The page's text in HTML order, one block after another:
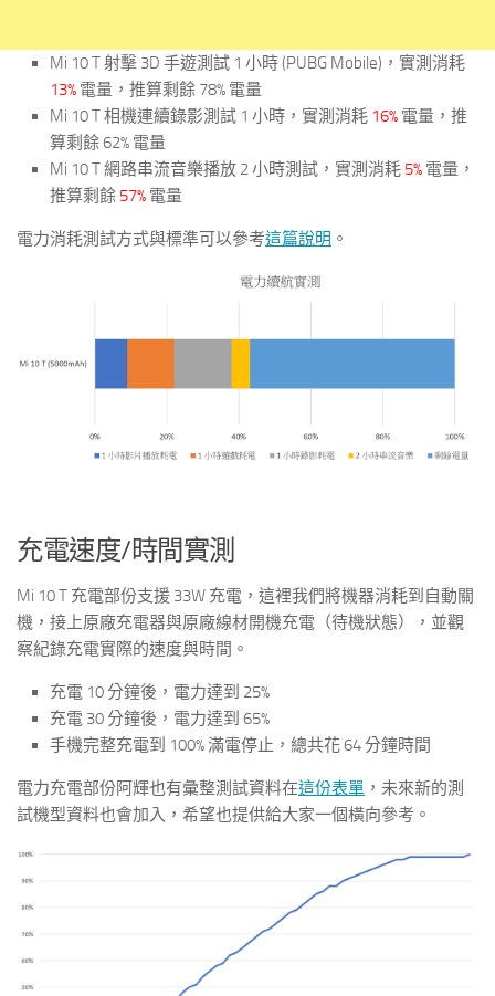
Mi 10 T 射擊 3D 手遊測試 1 小時 (PUBG Mobile)，實測消耗
13% 電量，推算剩餘 78% 電量
Mi 10 T 相機連續錄影測試 1 小時，實測消耗 16% 電量，推
算剩餘 62% 電量
Mi 10 T 網路串流音樂播放 2 小時測試，實測消耗 5% 電量，
推算剩餘 57% 電量
電力消耗測試方式與標準可以參考這篇說明 。
充電速度/時間實測
Mi 10 T 充電部份支援 33W 充電，這裡我們將機器消耗到自動關
機，接上原廠充電器與原廠線材開機充電（待機狀態），並觀
察紀錄充電實際的速度與時間。
充電 10 分鐘後，電力達到 25%
充電 30 分鐘後，電力達到 65%
手機完整充電到 100% 滿電停止，總共花 64 分鐘時間
電力充電部份阿輝也有彙整測試資料在這份表單 ，未來新的測
試機型資料也會加入，希望也提供給大家一個橫向參考。